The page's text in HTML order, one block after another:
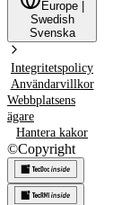
Europe
Swedish
Svenska
Integritetspolicy
Användarvillkor
Webbplatsens
ägare
Hantera kakor
©Copyright